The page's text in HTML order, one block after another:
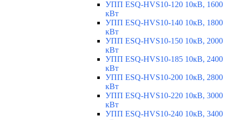
УПП ESQ-HVS10-120 10кВ, 1600
кВт
УПП ESQ-HVS10-140 10кВ, 1800
кВт
УПП ESQ-HVS10-150 10кВ, 2000
кВт
УПП ESQ-HVS10-185 10кВ, 2400
кВт
УПП ESQ-HVS10-200 10кВ, 2800
кВт
УПП ESQ-HVS10-220 10кВ, 3000
кВт
УПП ESQ-HVS10-240 10кВ, 3400